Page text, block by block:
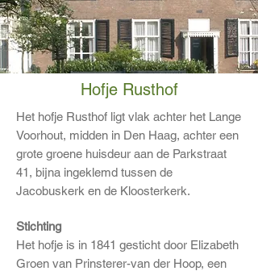
Hofje Rusthof
Het hofje Rusthof ligt vlak achter het Lange
Voorhout, midden in Den Haag, achter een
grote groene huisdeur aan de Parkstraat
41, bijna ingeklemd tussen de
Jacobuskerk en de Kloosterkerk.
Stichting
Het hofje is in 1841 gesticht door Elizabeth
Groen van Prinsterer-van der Hoop, een